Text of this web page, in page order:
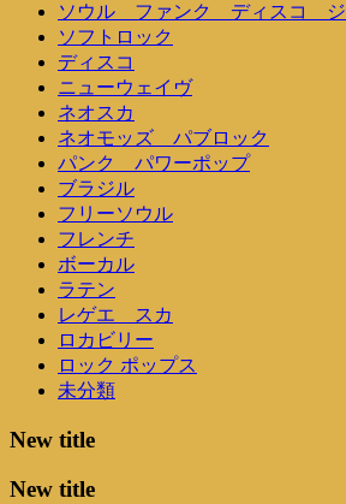
ソウル ファンク ディスコ ジ
ソフトロック
ディスコ
ニューウェイヴ
ネオスカ
ネオモッズ パブロック
パンク パワーポップ
ブラジル
フリーソウル
フレンチ
ボーカル
ラテン
レゲエ スカ
ロカビリー
ロック ポップス
未分類
New title
New title